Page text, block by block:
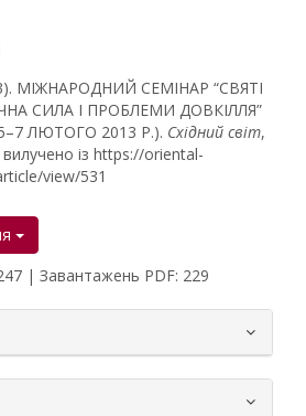
МІЖНАРОДНИЙ СЕМІНАР “СВЯТІ
СИЛА І ПРОБЛЕМИ ДОВКІЛЛЯ”
ЛЮТОГО 2013 Р.). Східний світ,
із https://oriental-
view/531
| Завантажень PDF: 229